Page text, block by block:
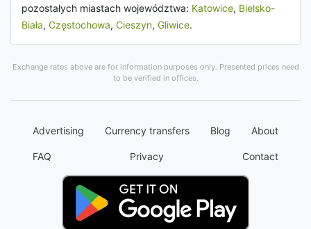
pozostałych miastach województwa: Katowice, Bielsko-
Biała, Częstochowa, Cieszyn, Gliwice.
Exchange rates above are for information purposes only. Presented prices need
to be verified in offices.
Advertising Currency transfers Blog About
FAQ Privacy Contact